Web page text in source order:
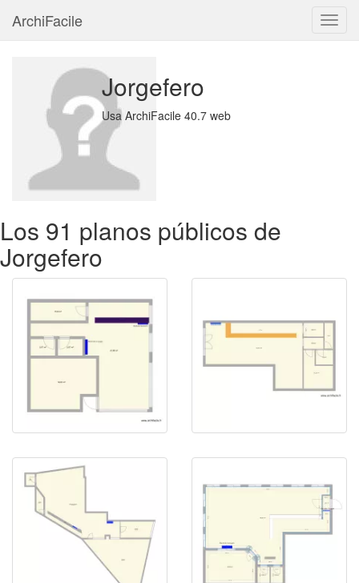
ArchiFacile
Jorgefero
Usa ArchiFacile 40.7 web
Los 91 planos públicos de
Jorgefero